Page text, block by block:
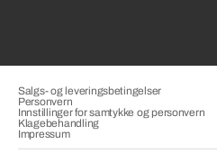
Salgs- og leveringsbetingelser
Personvern
Innstillinger for samtykke og personvern
Klagebehandling
Impressum